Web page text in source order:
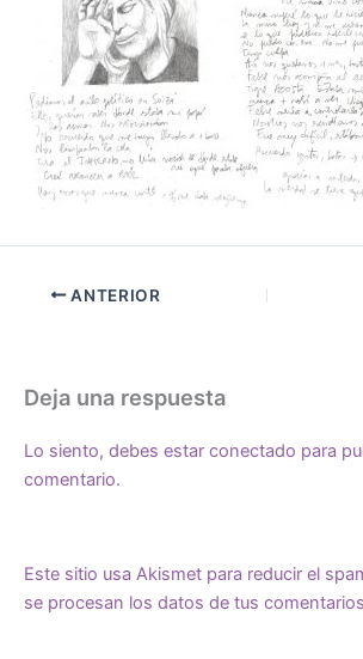
ANTERIOR
Deja una respuesta
Lo siento, debes estar conectado para
comentario.
Este sitio usa Akismet para reducir el
se procesan los datos de tus